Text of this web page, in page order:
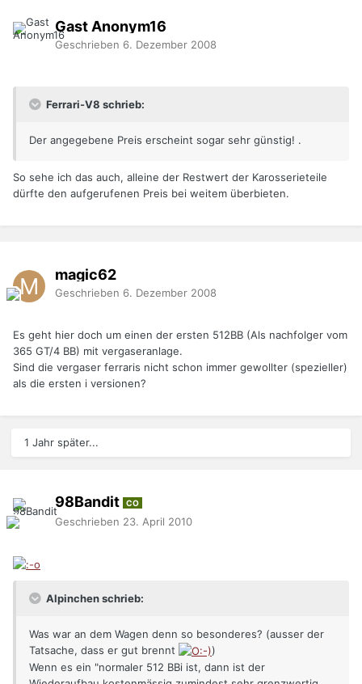
Gast Anonym16
Geschrieben 6. Dezember 2008
Ferrari-V8 schrieb:
Der angegebene Preis erscheint sogar sehr günstig! .
So sehe ich das auch, alleine der Restwert der Karosserieteile
dürfte den aufgerufenen Preis bei weitem überbieten.
magic62
Geschrieben 6. Dezember 2008
Es geht hier doch um einen der ersten 512BB (Als nachfolger vom
365 GT/4 BB) mit vergaseranlage.
Sind die vergaser ferraris nicht schon immer gewollter (spezieller)
als die ersten i versionen?
1 Jahr später...
98Bandit CO
Geschrieben 23. April 2010
Alpinchen schrieb:
Was war an dem Wagen denn so besonderes? (ausser der
Tatsache, dass er gut brennt
)
Wenn es ein "normaler 512 BBi ist, dann ist der